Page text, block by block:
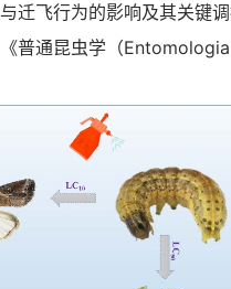
迁飞行为的影响及其关键
普通昆虫学（Entomologia